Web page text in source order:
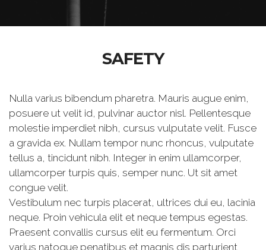
SAFETY
Nulla varius bibendum pharetra. Mauris augue enim,
posuere ut velit id, pulvinar auctor nisl. Pellentesque
molestie imperdiet nibh, cursus vulputate velit. Fusce
a gravida ex. Nullam tempor nunc rhoncus, vulputate
tellus a, tincidunt nibh. Integer in enim ullamcorper,
ullamcorper turpis quis, semper nunc. Ut sit amet
congue velit.
Vestibulum nec turpis placerat, ultrices dui eu, lacinia
neque. Proin vehicula elit et neque tempus egestas.
Praesent convallis cursus elit eu fermentum. Orci
varius natoque penatibus et magnis dis parturient